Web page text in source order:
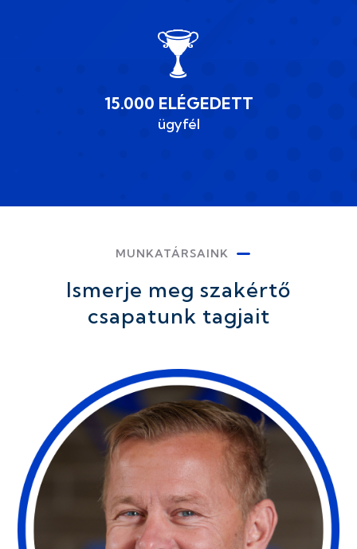
15.000 ELÉGEDETT
ügyfél
MUNKATÁRSAINK
Ismerje meg szakértő
csapatunk tagjait